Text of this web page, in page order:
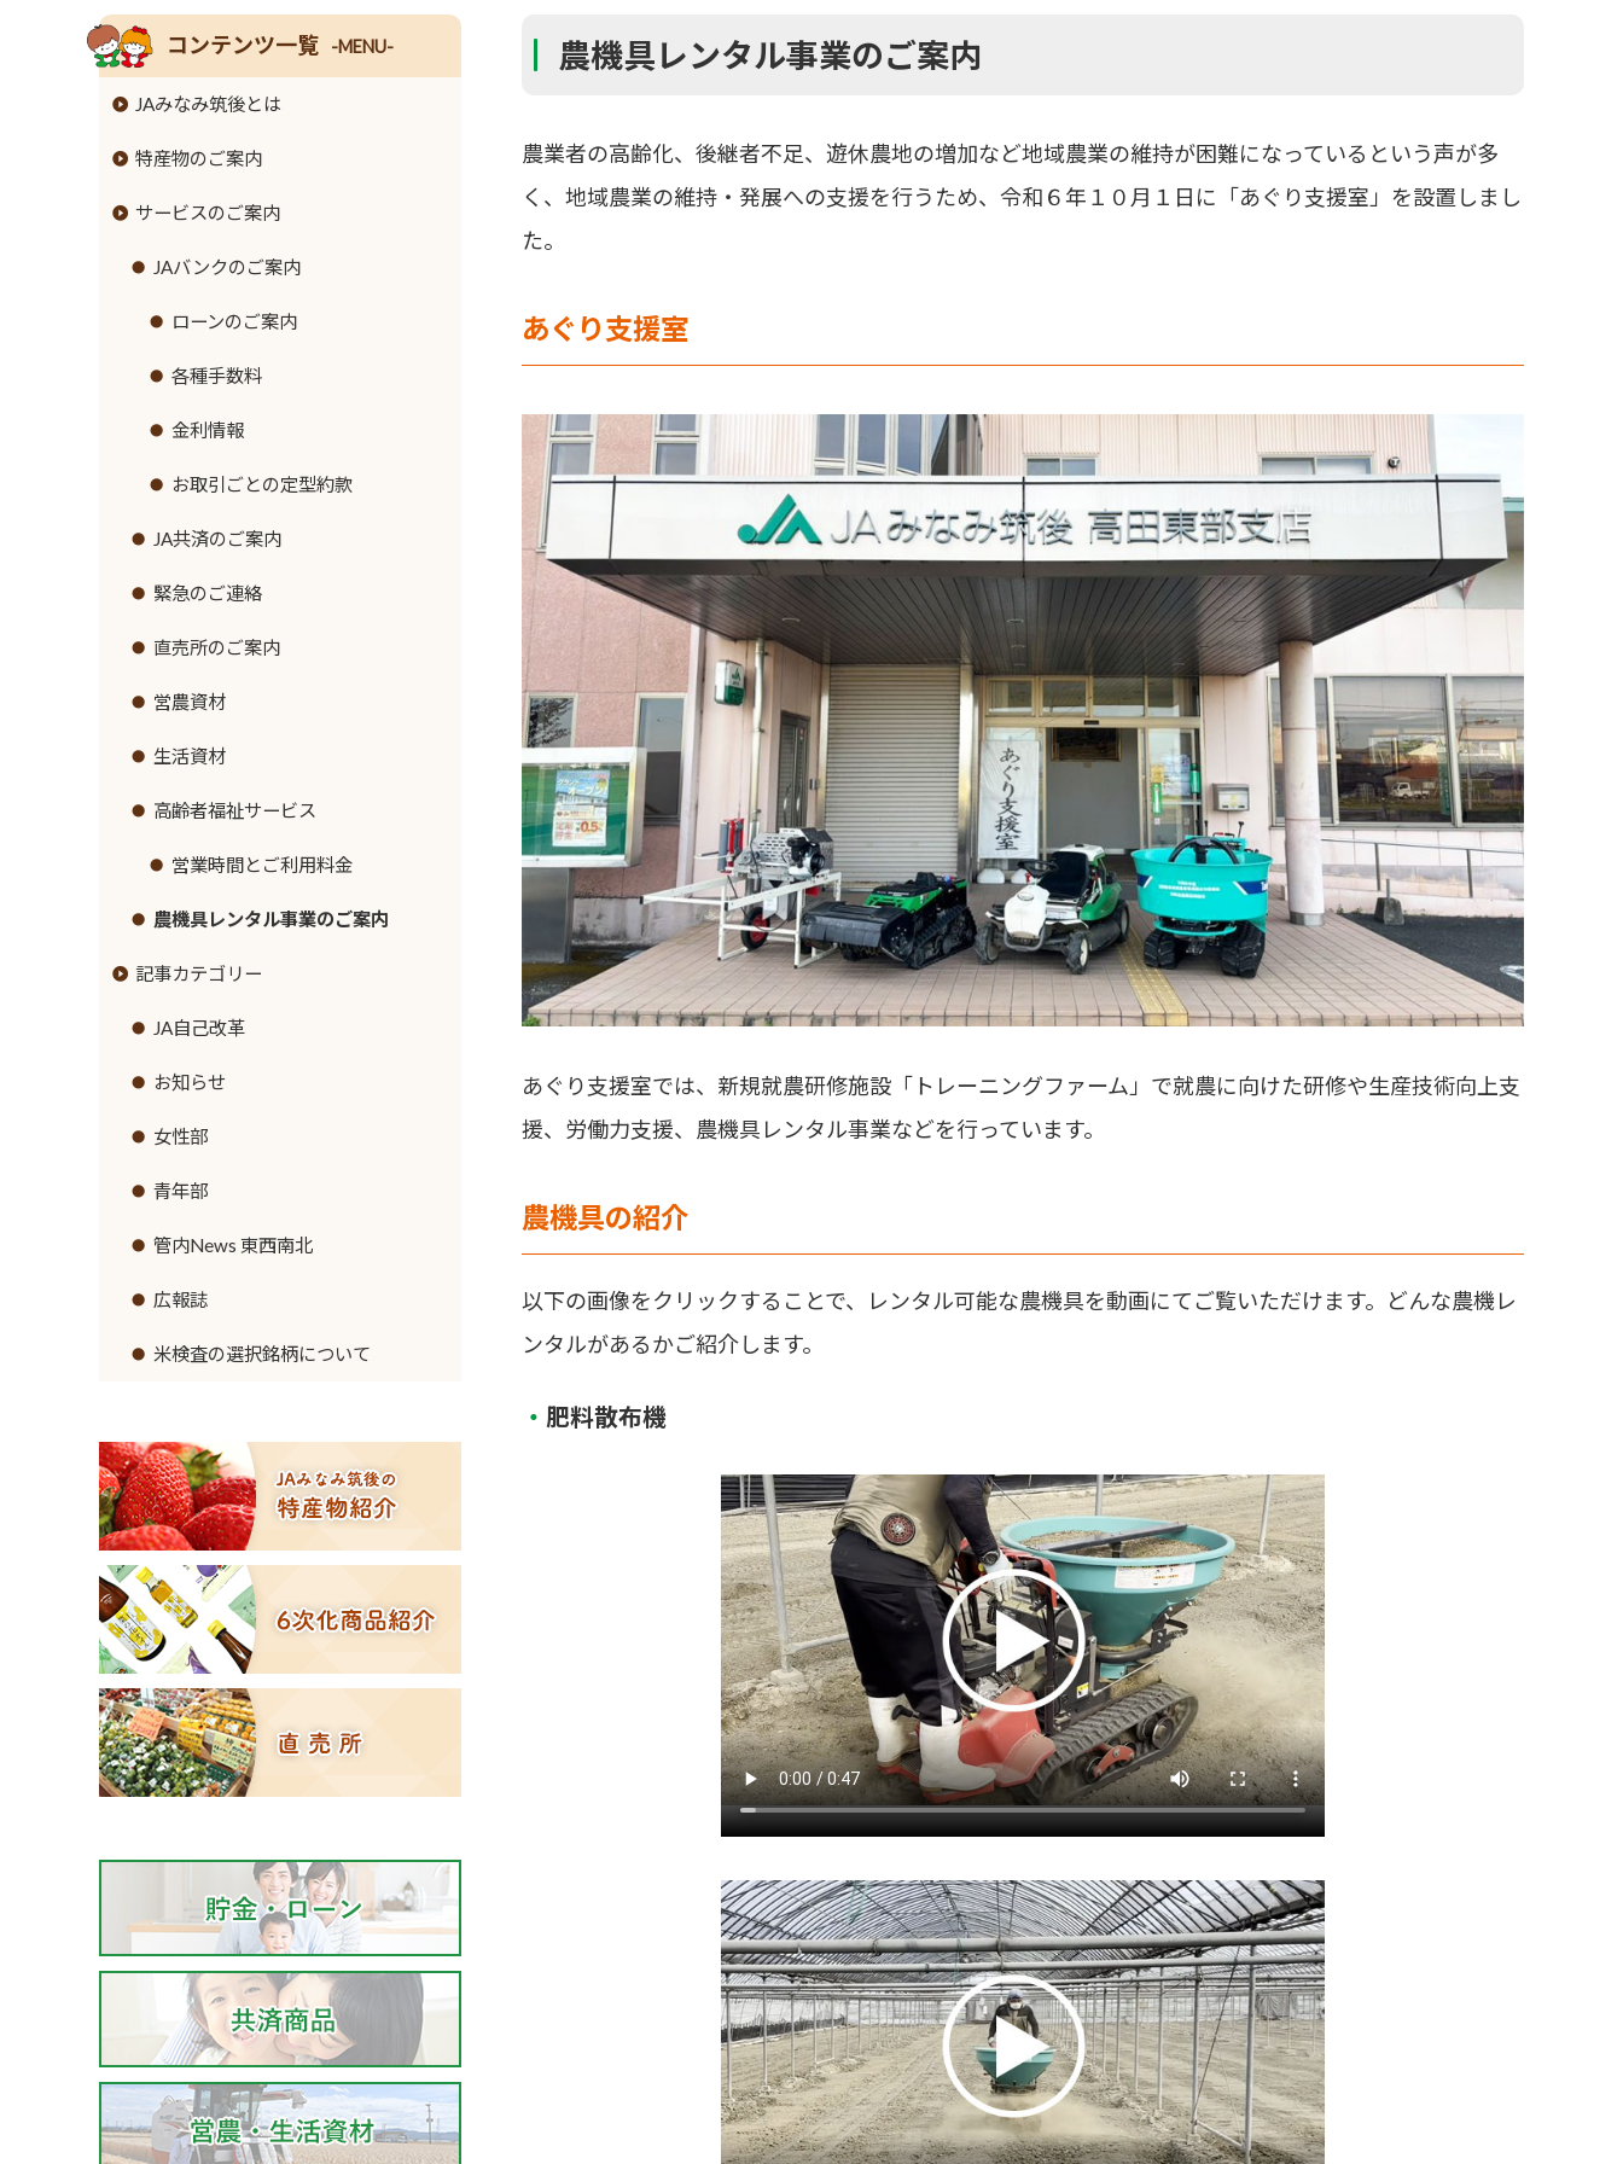
農機具レンタル事業のご案内
農業者の高齢化、後継者不足、遊休農地の増加など地域農業の維持が困難になっているという声が多
く、地域農業の維持・発展への支援を行うため、令和６年１０月１日に「あぐり支援室」を設置しまし
た。
あぐり支援室
あぐり支援室では、新規就農研修施設「トレーニングファーム」で就農に向けた研修や生産技術向上支
援、労働力支援、農機具レンタル事業などを行っています。
農機具の紹介
以下の画像をクリックすることで、レンタル可能な農機具を動画にてご覧いただけます。どんな農機レ
ンタルがあるかご紹介します。
肥料散布機
コンテンツ一覧 -MENU-
JAみなみ筑後とは
組合長挨拶
組合員数･組合員組織
情報開示
事業内容
支店･店舗･ATM一覧
ご利用にあたって
セキュリティ基本方針
新規職員採用募集
リンク集
特産物のご案内
米
麦
大豆
牛
豚
鶏
ナス
セロリ
イチゴ
トウモロコシ
グリーンアスパラガス
キュウリ
高菜
タケノコ
ブロッコリー
花き
ミカン
ブドウ
キウイフルーツ
スモモ
イチジク
６次化商品コーナー
サービスのご案内
JAバンクのご案内
ローンのご案内
各種手数料
金利情報
お取引ごとの定型約款
JA共済のご案内
緊急のご連絡
直売所のご案内
営農資材
生活資材
高齢者福祉サービス
営業時間とご利用料金
農機具レンタル事業のご案内
記事カテゴリー
JA自己改革
お知らせ
女性部
青年部
管内News 東西南北
広報誌
米検査の選択銘柄について